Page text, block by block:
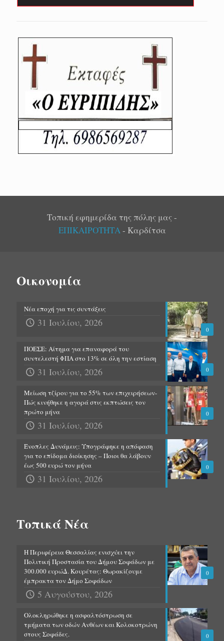
Τοπική εφημερίδα της πόλης μας -
ΕΠΙΚΑΙΡΟΤΗΤΑ- Καρδίτσα
Οικονομία
0
Νέα εποχή για τις συντάξεις
31 Ιουλίου, 2026
0
ΠΟΕΣΕ: Αίτημα για επαναφορά του
συντελεστή ΦΠΑ στο 13% σε όλη την εστίαση
31 Ιουλίου, 2026
0
Μείωση τζίρου για το 55% των επιχειρήσεων-
Πώς κινήθηκε η αγορά στις εκπτώσεις τον
πρώτο μήνα
31 Ιουλίου, 2026
0
Ένοπλες Δυνάμεις: Υπογράφηκε η απόφαση
για το επίδομα διοίκησης – Ποιοι θα λάβουν
έως 500 ευρώ τον μήνα
31 Ιουλίου, 2026
Τοπικά Νέα
0
Η Περιφέρεια Θεσσαλίας ενισχύει την
Πολιτική Προστασία του Δήμου Σοφάδων με
300.000 ευρώΔ. Κουρέτας: Θωρακίζουμε
έμπρακτα τον Δήμο Σοφάδων
5 Αυγούστου, 2026
0
Ολοκληρώθηκε η ασφαλτόστρωση σε
τμήματα των οδών Ανθέων και Κολοκοτρώνη
στους Σοφάδες.